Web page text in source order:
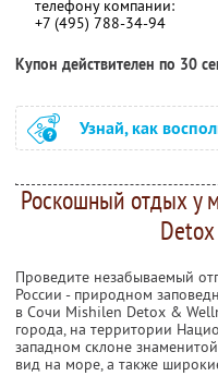
телефону компании:
+7 (495) 788-34-94
Купон действителен по 30
Узнай, как
Роскошный отдых у
Проведите незабываемый
России - природном
в Сочи Mishilen Detox &
города, на территории
западном склоне
вид на море, а также